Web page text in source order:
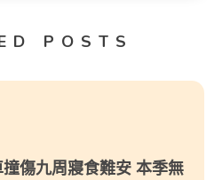
POSTS
傷九周寢食難安 本季無